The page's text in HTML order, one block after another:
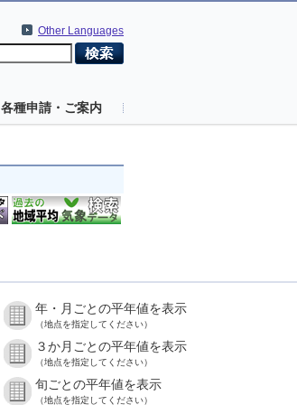
Other Languages
各種申請・ご案内
年・月ごとの平年値を表示
（地点を指定してください）
３か月ごとの平年値を表示
（地点を指定してください）
旬ごとの平年値を表示
（地点を指定してください）